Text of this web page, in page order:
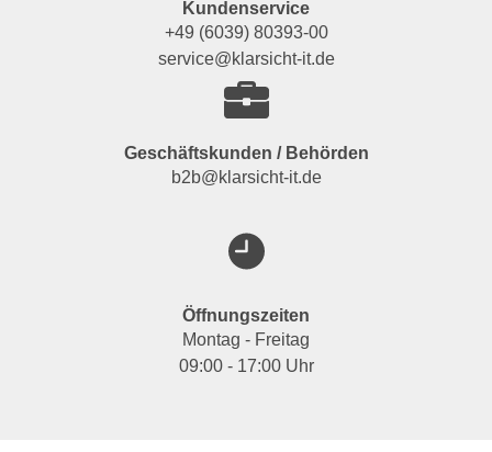
Kundenservice
+49 (6039) 80393-00
service@klarsicht-it.de
Geschäftskunden / Behörden
b2b@klarsicht-it.de
Öffnungszeiten
Montag - Freitag
09:00 - 17:00 Uhr